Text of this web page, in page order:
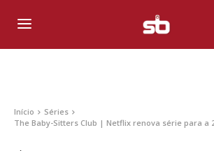
Início
Séries
The Baby-Sitters Club | Netflix renova série para a